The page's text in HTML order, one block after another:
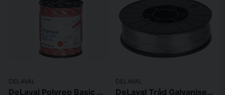
DELAVAL
DeLaval Polyrep Basic WR4 300
DELAVAL
DeLaval Tråd Galvaniserad 1,8mm 250m